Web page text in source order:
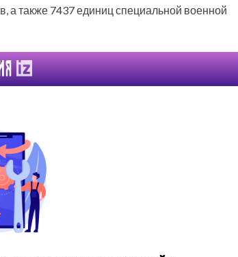
а также 7437 единиц специальной военной